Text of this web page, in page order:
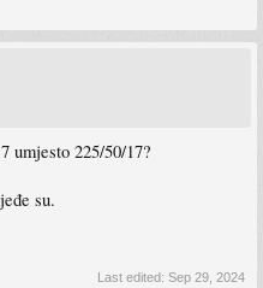
umjesto 225/50/17?
su.
Last edited: Sep 29, 2024